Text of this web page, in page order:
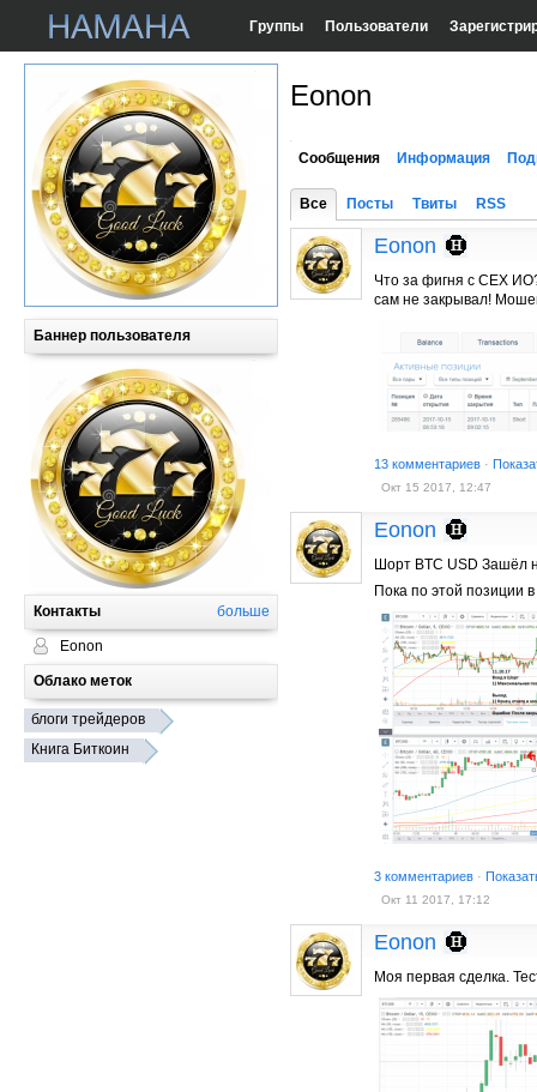
Группы Пользователи
Баннер пользователя
Контакты больше
Eonon
Облако меток
блоги трейдеров
Книга Биткоин
Eonon
Сообщения Информация
Все Посты Твиты RSS
Eonon
Что за фигня с СЕХ
сам не закрывал!
13 комментариев ·
Окт 15 2017, 12:47
Eonon
Шорт BTC USD Зашёл
Пока по этой позиции
3 комментариев ·
Окт 11 2017, 17:12
Eonon
Моя первая сделка.